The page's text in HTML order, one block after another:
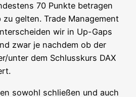
70 Punk­te betra­gen
gel­ten. Trade Manage­ment
wir in Up-Gaps
zwar je nach­dem ob der
unter dem Schluss­kurs DAX
sowohl schlie­ßen und auch